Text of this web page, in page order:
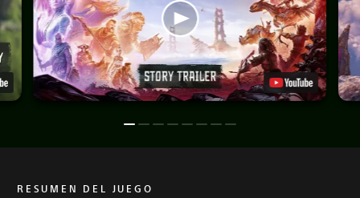
RESUMEN DEL JUEGO